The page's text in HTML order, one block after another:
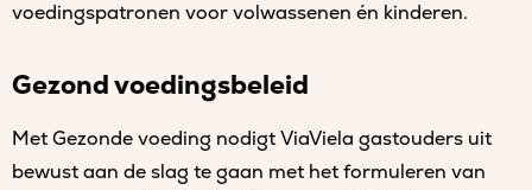
voedingspatronen voor volwassenen én kinderen.
Gezond voedingsbeleid
Met Gezonde voeding nodigt ViaViela gastouders uit
bewust aan de slag te gaan met het formuleren van